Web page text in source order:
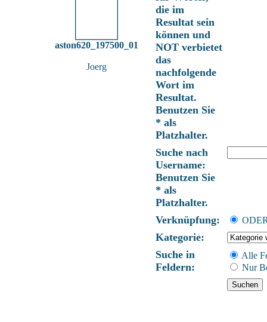
aston620_197500_01
Joerg
die im
Resultat sein
können und
NOT verbietet
das
nachfolgende
Wort im
Resultat.
Benutzen Sie
* als
Platzhalter.
Suche nach
Username:
Benutzen Sie
* als
Platzhalter.
Verknüpfung:
Kategorie:
Suche in
Feldern:
Alle
Nur